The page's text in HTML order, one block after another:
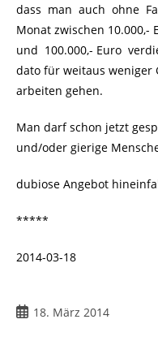
dass man auch ohne
Monat zwischen 10.000,-
und 100.000,- Euro
dato für weitaus weniger
arbeiten gehen.
Man darf schon jetzt
und/oder gierige
dubiose Angebot
*****
2014-03-18
Beitrag18. März 2014